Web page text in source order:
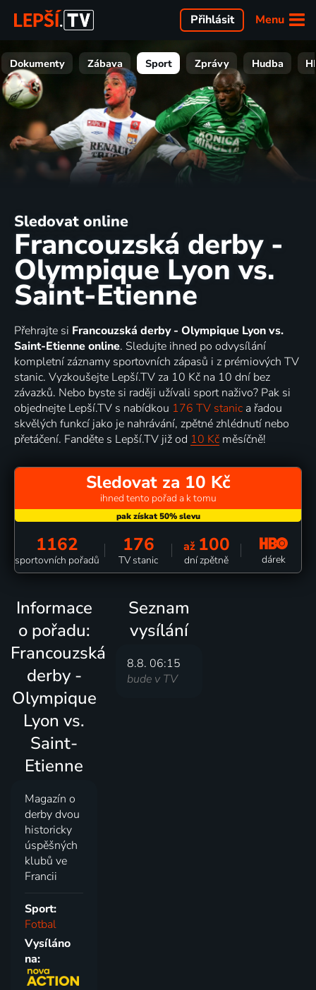
Menu
Přihlásit
Dokumenty Zábava Sport Zprávy Hudba
Sledovat online
Francouzská derby -
Olympique Lyon vs.
Saint-Etienne
Přehrajte si Francouzská derby - Olympique Lyon vs.
Saint-Etienne online. Sledujte ihned po odvysílání
kompletní záznamy sportovních zápasů i z prémiových TV
stanic. Vyzkoušejte Lepší.TV za 10 Kč na 10 dní bez
závazků. Nebo byste si raději užívali sport naživo? Pak si
objednejte Lepší.TV s nabídkou 176 TV stanic a řadou
skvělých funkcí jako je nahrávání, zpětné zhlédnutí nebo
přetáčení. Fanděte s Lepší.TV již od 10 Kč měsíčně!
Sledovat za 10 Kč
ihned tento pořad a k tomu
1162
sportovních pořadů
176
TV stanic
až 100
dní zpětně dárek
Informace
o pořadu:
Francouzská
derby -
Olympique
Lyon vs.
Saint-
Etienne
Magazín o
derby dvou
historicky
úspěšných
klubů ve
Francii
Sport:
Fotbal
Vysíláno
na:
Seznam
vysílání
8.8. 06:15
bude v TV